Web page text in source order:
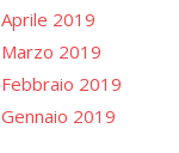
Aprile 2019
Marzo 2019
Febbraio 2019
Gennaio 2019